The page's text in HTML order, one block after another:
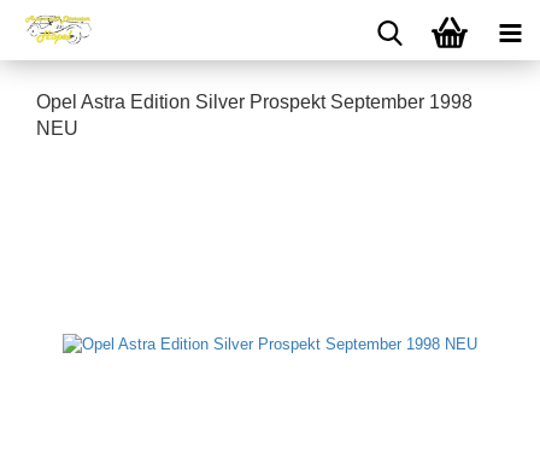
Opel Astra Edition Silver Prospekt September 1998
NEU